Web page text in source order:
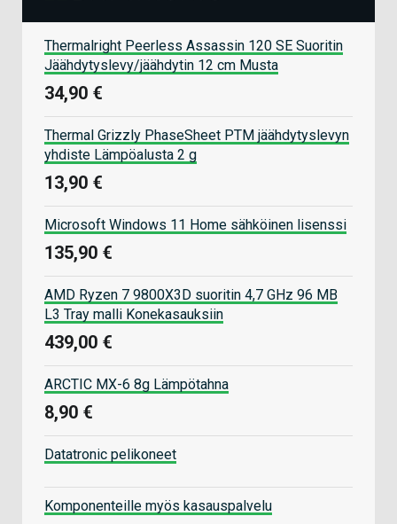
Thermalright Peerless Assassin 120 SE Suoritin
Jäähdytyslevy/jäähdytin 12 cm Musta
34,90 €
Thermal Grizzly PhaseSheet PTM jäähdytyslevyn
yhdiste Lämpöalusta 2 g
13,90 €
Microsoft Windows 11 Home sähköinen lisenssi
135,90 €
AMD Ryzen 7 9800X3D suoritin 4,7 GHz 96 MB
L3 Tray malli Konekasauksiin
439,00 €
ARCTIC MX-6 8g Lämpötahna
8,90 €
Datatronic pelikoneet
Komponenteille myös kasauspalvelu